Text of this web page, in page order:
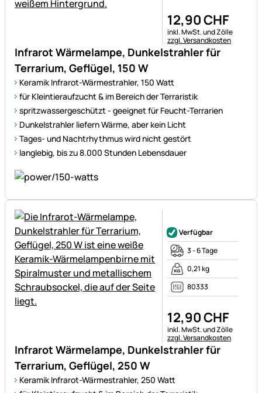
Infrarot Wärmelampe, Dunkelstrahler für
Terrarium, Geflügel, 150 W
Keramik Infrarot-Wärmestrahler, 150 Watt
für Kleintieraufzucht & im Bereich der Terraristik
spritzwassergeschützt - geeignet für Feucht-Terrarien
Dunkelstrahler liefern Wärme, aber kein Licht
Tages- und Nachtrhythmus wird nicht gestört
langlebig, bis zu 8.000 Stunden Lebensdauer
12,90CHF
Steuerhinweis:
inkl. MwSt. und Zölle
zzgl. Versandkosten
Infrarot Wärmelampe, Dunkelstrahler für
Terrarium, Geflügel, 250 W
Keramik Infrarot-Wärmestrahler, 250 Watt
Verfügbar
3 - 6 Tage
0,21 kg
80333
12,90CHF
Steuerhinweis:
inkl. MwSt. und Zölle
zzgl. Versandkosten